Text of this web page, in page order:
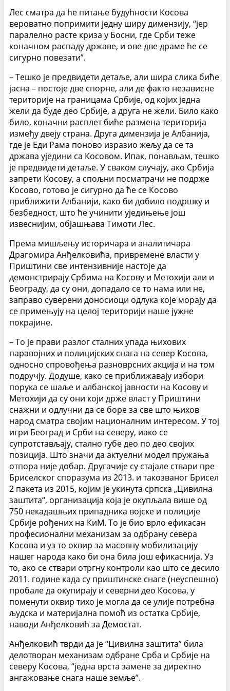
Лес сматра да ће питање будућности Косова
вероватно попримити једну ширу димензију, “јер
паралелно расте криза у Босни, где Срби теже
коначном распаду државе, и ове две драме ће се
сигурно повезати”.
– Тешко је предвидети детаље, али шира слика биће
јасна – постоје две спорне, али де факто независне
територије на границама Србије, од којих једна
жели да буде део Србије, а друга не жели. Било како
било, коначни расплет биће размена територија
између двеју страна. Друга димензија је Албанија,
где је Еди Рама поново изразио жељу да се та
држава уједини са Косовом. Ипак, понављам, тешко
је предвидети детаље. У сваком случају, ако Србија
запрети Косову, а спољни посматрачи не подрже
Косово, готово је сигурно да ће се Косово
приближити Албанији, како би добило подршку и
безбедност, што ће учинити уједињење још
извеснијим, објашњава Тимоти Лес.
Према мишљењу историчара и аналитичара
Драгомира Анђелковића, привремене власти у
Приштини све интензивније настоје да
демонстрирају Србима на Косову и Метохији али и
Београду, да су они, допадало се то нама или не,
заправо суверени доносиоци одлука које морају да
се примењују на целој територији наше јужне
покрајине.
– То је прави разлог сталних упада њихових
паравојних и полицијских снага на север Косова,
односно спровођења разноврсних акција и на том
подручју. Додуше, како се приближавају избори
порука се шаље и албанској јавности на Косову и
Метохији да су они који држе власт у Приштини
снажни и одлучни да се боре за све што њихов
народ сматра својим националним интересом. У тој
игри Београд и Срби на северу, иако се
супротстављају, стално губе део по део својих
позиција. Што значи да актуелни модел пружања
отпора није добар. Другачије су стајале ствари пре
Бриселског споразума из 2013. и такозваног Брисел
2 пакета из 2015, којим је укинута српска „Цивилна
заштита“, организација која је окупљала више од
750 некадашњих припадника војске и полиције
Србије рођених на КиМ. То је био врло ефикасан
професионални механизам за одбрану севера
Косова и уз то оквир за масовну мобилизацију
нашег народа како би она била још ефикаснија. Уз
то, ако се ствари отргну контроли као што се десило
2011. године када су приштинске снаге (неуспешно)
пробале да окупирају и северни део Косова, у
поменути оквир тихо је могла да се улије потребна
људска и материјална помоћ из остатка Србије,
наводи Анђелковић за Демостат.
Анђелковић тврди да је “Цивилна заштита” била
делотворан механизам одбране Срба и Србије на
северу Косова, “једна врста замене за директно
ангажовање снага наше земље”.